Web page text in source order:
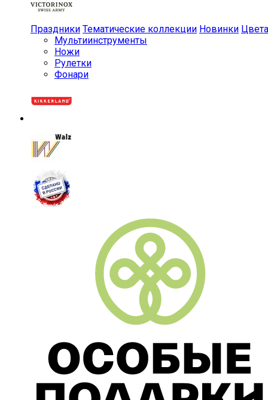
Праздники Тематические коллекции Новинки Цвета
Мульти­инструменты
Ножи
Рулетки
Фонари